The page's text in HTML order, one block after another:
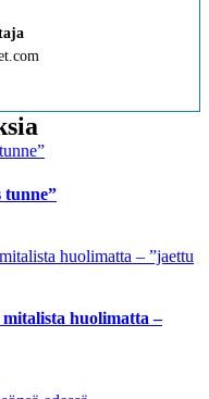
tunne”
huolimatta –